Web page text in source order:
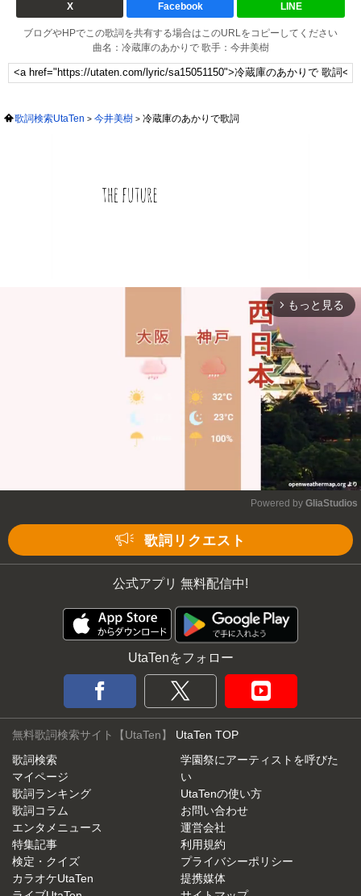
X Facebook LINE
ブログやHPでこの歌詞を共有する場合はこのURLをコピーしてください
曲名：冷蔵庫のあかりで 歌手：今井美樹
歌詞検索UtaTen 今井美樹 冷蔵庫のあかりで歌詞
arrow_forward_ios もっと見る
Powered by GliaStudios
歌詞リクエスト
公式アプリ 無料配信中!
UtaTenをフォロー
無料歌詞検索サイト【UtaTen】 UtaTen TOP
歌詞検索
マイページ
歌詞ランキング
歌詞コラム
エンタメニュース
特集記事
検定・クイズ
カラオケUtaTen
学園祭にアーティストを呼びた
い
UtaTenの使い方
お問い合わせ
運営会社
利用規約
プライバシーポリシー
提携媒体